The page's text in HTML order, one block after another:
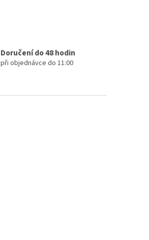
Doručení do 48 hodin
při objednávce do 11:00